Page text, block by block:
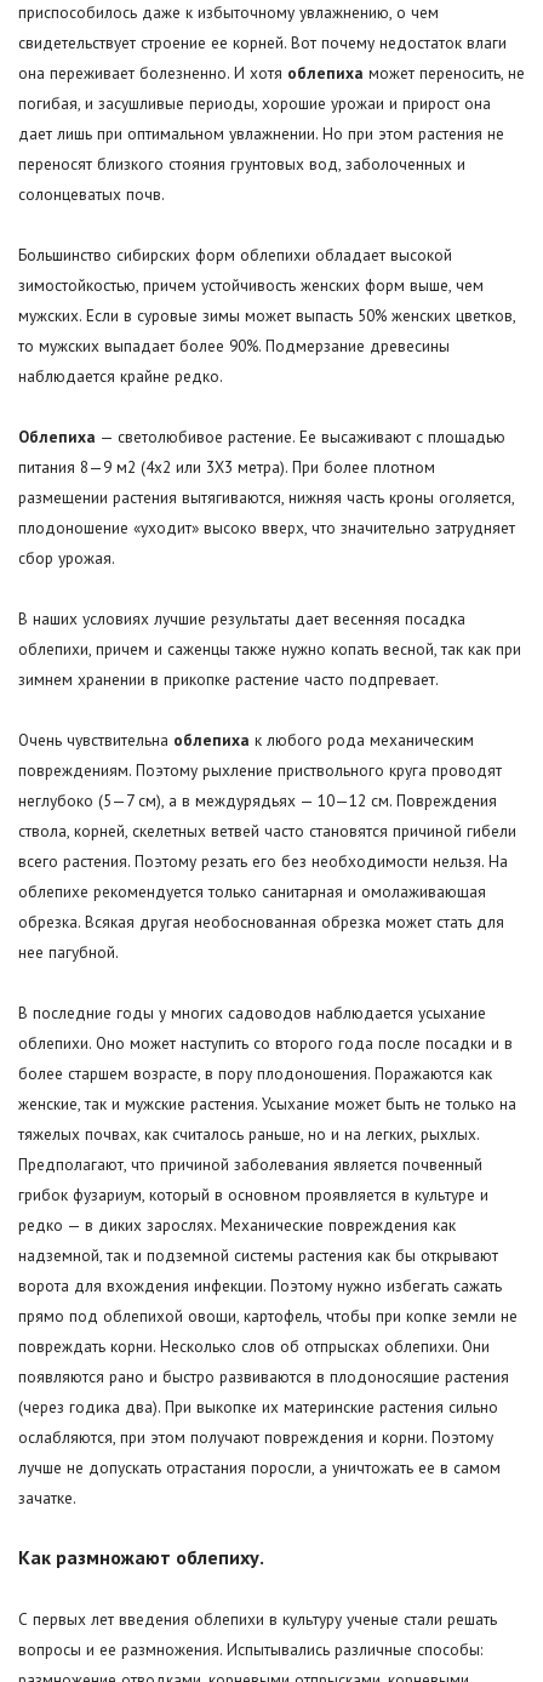
приспособилось даже к избыточному увлажнению, о чем
свидетельствует строение ее корней. Вот почему недостаток влаги
она переживает болезненно. И хотя облепиха может переносить, не
погибая, и засушливые периоды, хорошие урожаи и прирост она
дает лишь при оптимальном увлажнении. Но при этом растения не
переносят близкого стояния грунтовых вод, заболоченных и
солонцеватых почв.
Большинство сибирских форм облепихи обладает высокой
зимостойкостью, причем устойчивость женских форм выше, чем
мужских. Если в суровые зимы может выпасть 50% женских цветков,
то мужских выпадает более 90%. Подмерзание древесины
наблюдается крайне редко.
Облепиха — светолюбивое растение. Ее высаживают с площадью
питания 8—9 м2 (4x2 или 3X3 метра). При более плотном
размещении растения вытягиваются, нижняя часть кроны оголяется,
плодоношение «уходит» высоко вверх, что значительно затрудняет
сбор урожая.
В наших условиях лучшие результаты дает весенняя посадка
облепихи, причем и саженцы также нужно копать весной, так как при
зимнем хранении в прикопке растение часто подпревает.
Очень чувствительна облепиха к любого рода механическим
повреждениям. Поэтому рыхление приствольного круга проводят
неглубоко (5—7 см), а в междурядьях — 10—12 см. Повреждения
ствола, корней, скелетных ветвей часто становятся причиной гибели
всего растения. Поэтому резать его без необходимости нельзя. На
облепихе рекомендуется только санитарная и омолаживающая
обрезка. Всякая другая необоснованная обрезка может стать для
нее пагубной.
В последние годы у многих садоводов наблюдается усыхание
облепихи. Оно может наступить со второго года после посадки и в
более старшем возрасте, в пору плодоношения. Поражаются как
женские, так и мужские растения. Усыхание может быть не только на
тяжелых почвах, как считалось раньше, но и на легких, рыхлых.
Предполагают, что причиной заболевания является почвенный
грибок фузариум, который в основном проявляется в культуре и
редко — в диких зарослях. Механические повреждения как
надземной, так и подземной системы растения как бы открывают
ворота для вхождения инфекции. Поэтому нужно избегать сажать
прямо под облепихой овощи, картофель, чтобы при копке земли не
повреждать корни. Несколько слов об отпрысках облепихи. Они
появляются рано и быстро развиваются в плодоносящие растения
(через годика два). При выкопке их материнские растения сильно
ослабляются, при этом получают повреждения и корни. Поэтому
лучше не допускать отрастания поросли, а уничтожать ее в самом
зачатке.
Как размножают облепиху.
С первых лет введения облепихи в культуру ученые стали решать
вопросы и ее размножения. Испытывались различные способы: